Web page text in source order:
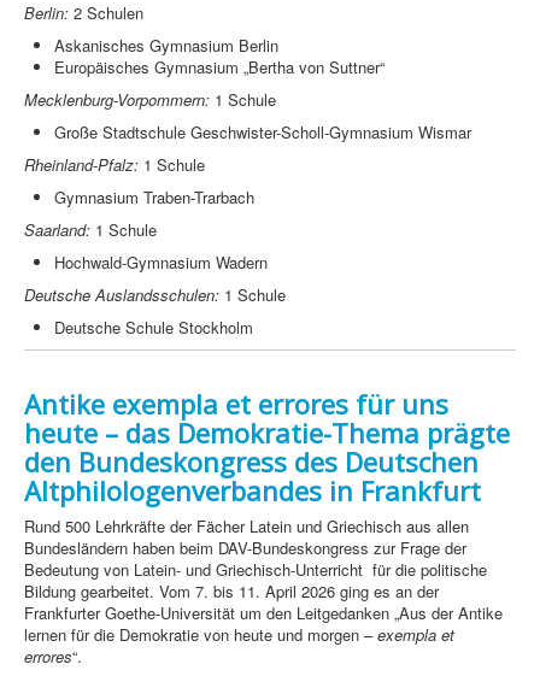
Berlin: 2 Schulen
Askanisches Gymnasium Berlin
Europäisches Gymnasium „Bertha von Suttner“
Mecklenburg-Vorpommern: 1 Schule
Große Stadtschule Geschwister-Scholl-Gymnasium Wismar
Rheinland-Pfalz: 1 Schule
Gymnasium Traben-Trarbach
Saarland: 1 Schule
Hochwald-Gymnasium Wadern
Deutsche Auslandsschulen: 1 Schule
Deutsche Schule Stockholm
Antike exempla et errores für uns
heute – das Demokratie-Thema prägte
den Bundeskongress des Deutschen
Altphilologenverbandes in Frankfurt
Rund 500 Lehrkräfte der Fächer Latein und Griechisch aus allen
Bundesländern haben beim DAV-Bundeskongress zur Frage der
Bedeutung von Latein- und Griechisch-Unterricht für die politische
Bildung gearbeitet. Vom 7. bis 11. April 2026 ging es an der
Frankfurter Goethe-Universität um den Leitgedanken „Aus der Antike
lernen für die Demokratie von heute und morgen –exempla et
errores“.